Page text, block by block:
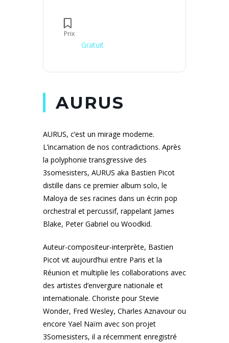
Prix
Gratuit
AURUS
AURUS, c’est un mirage moderne.
L’incarnation de nos contradictions. Après
la polyphonie transgressive des
3somesisters, AURUS aka Bastien Picot
distille dans ce premier album solo, le
Maloya de ses racines dans un écrin pop
orchestral et percussif, rappelant James
Blake, Peter Gabriel ou Woodkid.
Auteur-compositeur-interprète, Bastien
Picot vit aujourd’hui entre Paris et la
Réunion et multiplie les collaborations avec
des artistes d’envergure nationale et
internationale. Choriste pour Stevie
Wonder, Fred Wesley, Charles Aznavour ou
encore Yael Naïm avec son projet
3Somesisters, il a récemment enregistré